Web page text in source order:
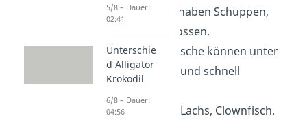
Aussehen
: Sie haben Schuppen,
Kiemen und Flossen.
Fähigkeiten
: Fische können unter
Wasser atmen und schnell
Beispiele
: Hai, Lachs, Clownfisch.
5/8 – Dauer:
02:41
Unterschie
d Alligator
Krokodil
6/8 – Dauer:
04:56